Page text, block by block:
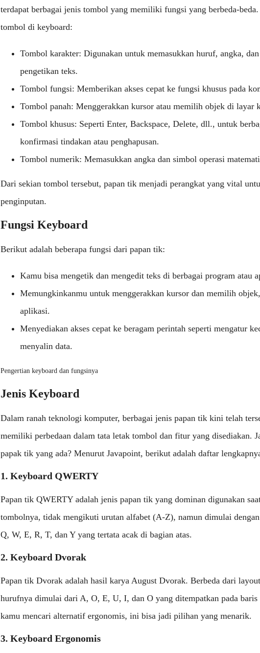
terdapat berbagai jenis tombol yang memiliki fungsi yang berbeda-
tombol di keyboard:
Tombol karakter: Digunakan untuk memasukkan huruf, angka,
pengetikan teks.
Tombol fungsi: Memberikan akses cepat ke fungsi khusus pada
Tombol panah: Menggerakkan kursor atau memilih objek di layar
Tombol khusus: Seperti Enter, Backspace, Delete, dll., untuk
konfirmasi tindakan atau penghapusan.
Tombol numerik: Memasukkan angka dan simbol operasi
Dari sekian tombol tersebut, papan tik menjadi perangkat yang vital
penginputan.
Fungsi Keyboard
Berikut adalah beberapa fungsi dari papan tik:
Kamu bisa mengetik dan mengedit teks di berbagai program atau
Memungkinkanmu untuk menggerakkan kursor dan memilih
aplikasi.
Menyediakan akses cepat ke beragam perintah seperti mengatur
menyalin data.
Pengertian keyboard dan fungsinya
Jenis Keyboard
Dalam ranah teknologi komputer, berbagai jenis papan tik kini telah
memiliki perbedaan dalam tata letak tombol dan fitur yang disediakan.
papak tik yang ada? Menurut Javapoint, berikut adalah daftar
1. Keyboard QWERTY
Papan tik QWERTY adalah jenis papan tik yang dominan digunakan
tombolnya, tidak mengikuti urutan alfabet (A-Z), namun dimulai
Q, W, E, R, T, dan Y yang tertata acak di bagian atas.
2. Keyboard Dvorak
Papan tik Dvorak adalah hasil karya August Dvorak. Berbeda dari
hurufnya dimulai dari A, O, E, U, I, dan O yang ditempatkan pada baris
kamu mencari alternatif ergonomis, ini bisa jadi pilihan yang menarik.
3. Keyboard Ergonomis